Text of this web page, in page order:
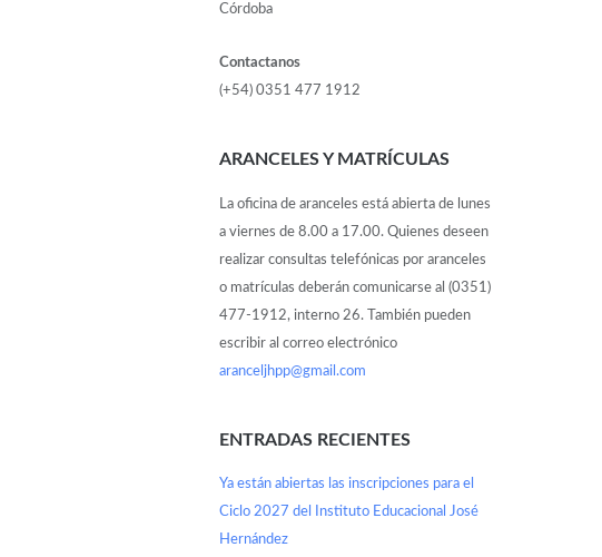
Córdoba
Contactanos
(+54) 0351 477 1912
ARANCELES Y MATRÍCULAS
La oficina de aranceles está abierta de lunes
a viernes de 8.00 a 17.00. Quienes deseen
realizar consultas telefónicas por aranceles
o matrículas deberán comunicarse al (0351)
477-1912, interno 26. También pueden
escribir al correo electrónico
aranceljhpp@gmail.com
ENTRADAS RECIENTES
Ya están abiertas las inscripciones para el
Ciclo 2027 del Instituto Educacional José
Hernández